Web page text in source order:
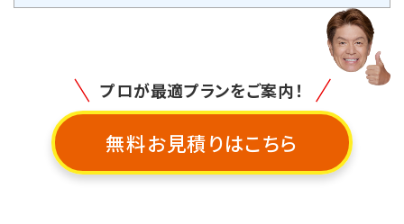
プロが最適プランをご案内！
無料お見積りはこちら